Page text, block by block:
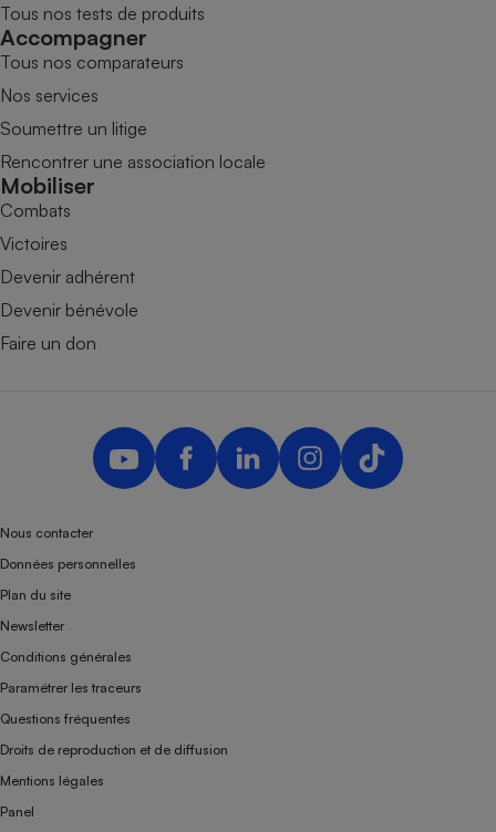
Tous nos tests de produits
Accompagner
Tous nos comparateurs
Nos services
Soumettre un litige
Rencontrer une association locale
Mobiliser
Combats
Victoires
Devenir adhérent
Devenir bénévole
Faire un don
Nous contacter
Données personnelles
Plan du site
Newsletter
Conditions générales
Paramétrer les traceurs
Questions fréquentes
Droits de reproduction et de diffusion
Mentions légales
Panel